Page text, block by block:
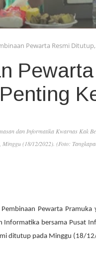
Pewarta Resmi
dan Informatika Kwarnas Kak
(18/12/2022). (Foto:
Pewarta
Informatika bersama Pusat
ditutup pada Minggu (18/